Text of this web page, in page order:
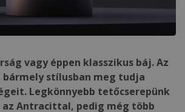
vagy éppen klasszikus báj. Az
bármely stílusban meg tudja
Legkönnyebb tetőcserepünk
Antracittal, pedig még több